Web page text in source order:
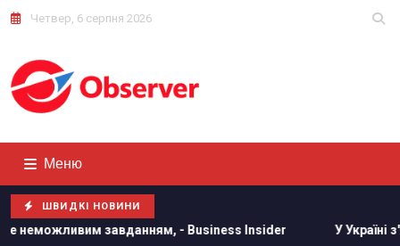
Четвер, 6 серпня 2026
Меню
ШВИДКІ НОВИНИ
завданням, - Business Insider У Україні з'явиться